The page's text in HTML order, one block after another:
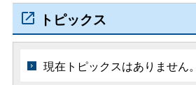
トピックス
現在トピックスはありません。